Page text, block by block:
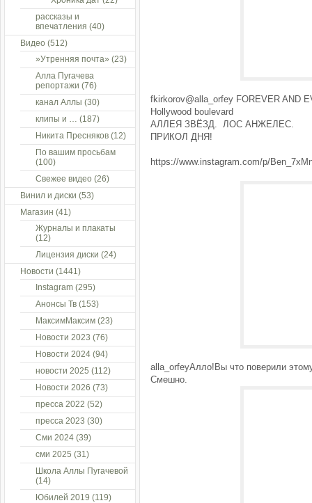
fkirkorov@alla_orfey FOREVER AND
Hollywood boulevard
АЛЛЕЯ ЗВЁЗД. ЛОС АНЖЕЛЕС.
ПРИКОЛ ДНЯ!
https://www.instagram.com/p/
alla_orfeyАлло!Вы что поверили
Смешно.
рассказы и
впечатления (40)
Видео (512)
»Утренняя почта» (23)
Алла Пугачева
репортажи (76)
канал Аллы (30)
клипы и … (187)
Никита Пресняков (12)
По вашим просьбам
(100)
Свежее видео (26)
Винил и диски (53)
Магазин (41)
Журналы и плакаты
(12)
Лицензия диски (24)
Новости (1441)
Instagram (295)
Анонсы Тв (153)
МаксимМаксим (23)
Новости 2023 (76)
Новости 2024 (94)
новости 2025 (112)
Новости 2026 (73)
пресса 2022 (52)
пресса 2023 (30)
Сми 2024 (39)
сми 2025 (31)
Школа Аллы Пугачевой
(14)
Юбилей 2019 (119)